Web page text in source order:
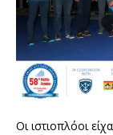
Οι ιστιοπλόοι